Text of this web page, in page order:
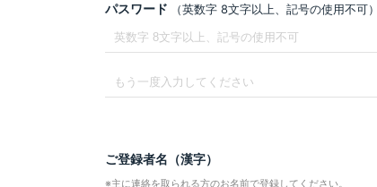
パスワード （英数字 8文字以上、記号の使用不可）
ご登録者名（漢字）
※主に連絡を取られる方のお名前で登録してください。